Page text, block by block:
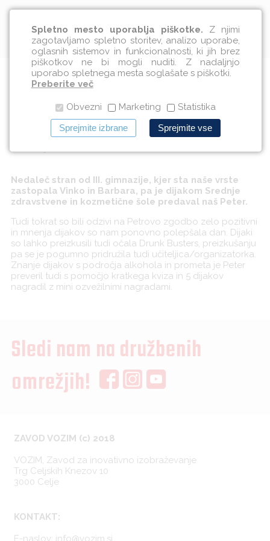
Slovenščina
Tudi Peter predaval v
Mariboru
12.06.2015
Nedaleč stran od III. gimnazije, kjer sta naše vrste
zastopala Vinko in Barbara, pa je dijakom Srednje
zdravstvene in kozmetične šole predaval naš Peter.
Tudi tokrat so bili odzivi na Petrovo zgodbo zelo pozitivni
in mnenja dijakov so nam ponovno polepšala dan. Dijaki
so lahko preizkusili tudi očala Drunk Busters, preizkušanju
pa se je pogumno pridružila tudi učiteljica/organizatorka.
Znanje dijakov s področja alkohola in prometa je Peter
preveril tudi s pomočjo kratkega kviza in 5 dijakov
nagradil z mini ozvežilnimi nagradami.
Sledi nam na družbenih
omrežjih!
ZAVOD VOZIM (c) 2018
VOZIM, Zavod za inovativno izobraževanje
Trg Celjskih Knezov 10
3000 Celje
KONTAKT:
E-naslov: info@vozim.si
Spletno mesto uporablja piškotke. Z njimi
zagotavljamo spletno storitev, analizo uporabe,
oglasnih sistemov in funkcionalnosti, ki jih brez
piškotkov ne bi mogli nuditi. Z nadaljnjo
uporabo spletnega mesta soglašate s piškotki.
Preberite več
Obvezni Marketing Statistika
Sprejmite izbrane Sprejmite vse